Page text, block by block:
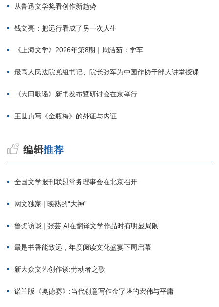
从鲁迅文学奖看创作新趋势
钱文亮：把远行看成了另一次人生
《上海文学》2026年第8期｜周洁茹：学车
最高人民法院党组书记、院长张军为中国作协干部大讲堂授课
《大田歌谣》新书发布暨研讨会在京举行
王世贞写《金瓶梅》的外证与内证
全国文学报刊联盟常务理事会在北京召开
网文独家 | 晚熟的“大神”
鲁奖访谈 | 张芸:AI在翻译文学作品时有明显局限
最是书香能致远，年度阅读文化盛宴下周启幕
新大众文艺创作谈:劳动者之歌
诺兰版《奥德赛》:当代创意写作金字塔的宏伟与平庸